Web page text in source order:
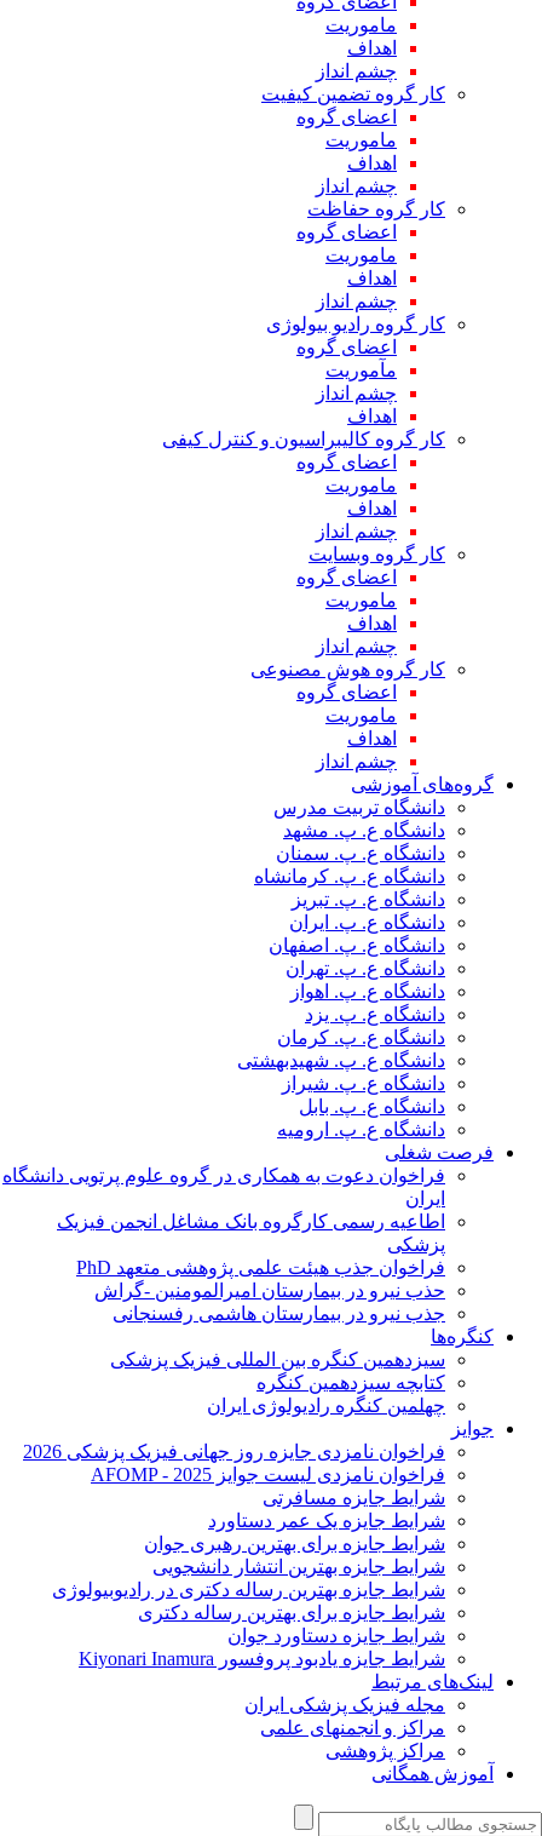
ماموریت
اهداف
چشم انداز
کار گروه تضمین کیفیت
اعضای گروه
ماموریت
اهداف
چشم انداز
کار گروه حفاظت
اعضای گروه
ماموریت
اهداف
چشم انداز
کار گروه رادیو بیولوژی
اعضای گروه
مآموریت
چشم انداز
اهداف
کار گروه کالیبراسیون و کنترل کیفی
اعضای گروه
ماموریت
اهداف
چشم انداز
کار گروه وبسایت
اعضای گروه
ماموریت
اهداف
چشم انداز
کار گروه هوش مصنوعی
اعضای گروه
ماموریت
اهداف
چشم انداز
گروه‌های آموزشی
دانشگاه تربیت مدرس
دانشگاه ع. پ. مشهد
دانشگاه ع. پ. سمنان
دانشگاه ع. پ. کرمانشاه
دانشگاه ع. پ. تبریز
دانشگاه ع. پ. ایران
دانشگاه ع. پ. اصفهان
دانشگاه ع. پ. تهران
دانشگاه ع. پ. اهواز
دانشگاه ع. پ. یزد
دانشگاه ع. پ. کرمان
دانشگاه ع. پ. شهید‌بهشتی
دانشگاه ع. پ. شیراز
دانشگاه ع. پ. بابل
دانشگاه ع. پ. ارومیه
فرصت شغلی
فراخوان دعوت به همکاری در گروه علوم پرتویی دانشگاه
ایران
اطاعیه رسمی کارگروه بانک مشاغل انجمن فیزیک
پزشکی
فراخوان جذب هیئت علمی پژوهشی متعهد PhD
حذب نیرو در بیمارستان امیرالمومنین -گراش
جذب نیرو در بیمارستان هاشمی رفسنجانی
کنگره‌ها
سیزدهمین کنگره بین المللی فیزیک پزشکی
کتابچه سیزدهمین کنگره
چهلمین کنگره رادیولوژی ایران
جوایز
فراخوان نامزدی جایزه روز جهانی فیزیک پزشکی 2026
فراخوان نامزدی لیست جوایز AFOMP - 2025
شرایط جایزه مسافرتی
شرایط جایزه یک عمر دستاورد
شرایط جایزه برای بهترین رهبری جوان
شرایط جایزه بهترین انتشار دانشجویی
شرایط جایزه بهترین رساله دکتری در رادیوبیولوژی
شرایط جایزه برای بهترین رساله دکتری
شرایط جایزه دستاورد جوان
شرایط جایزه یادبود پروفسور Kiyonari Inamura
لینک‌های مرتبط
مجله فیزیک پزشکی ایران
مراکز و انجمنهای علمی
مراکز پژوهشی
آموزش همگانی